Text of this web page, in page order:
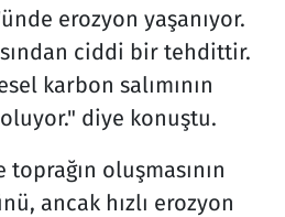
erozyon yaşanıyor.
ciddi bir tehdittir.
karbon salımının
diye konuştu.
oluşmasının
ancak hızlı erozyon